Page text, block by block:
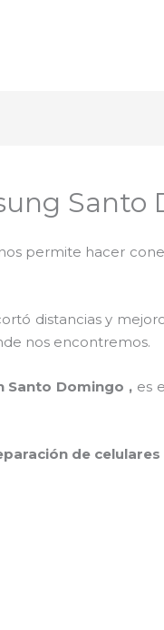
Santo
permite hacer
distancias y
nos encontremos.
Santo Domingo , es
de